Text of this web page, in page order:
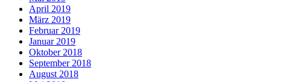
April 2019
März 2019
Februar 2019
Januar 2019
Oktober 2018
September 2018
August 2018